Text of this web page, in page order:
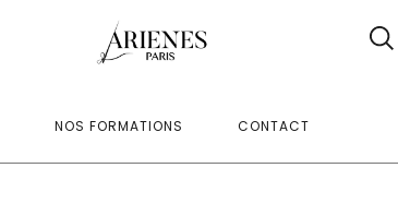
NOS FORMATIONS CONTACT